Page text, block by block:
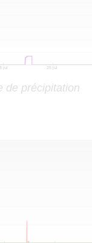
de précipitation